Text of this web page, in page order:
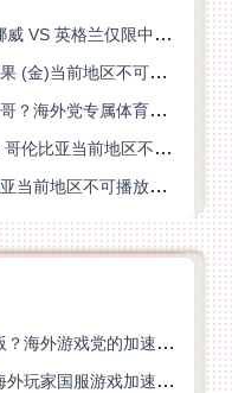
别慌！在国外看世界杯中文直播挪威 VS 英格兰仅限中国大陆？这篇指南帮你搞定
在海外看世界杯直播英格兰 vs 刚果 (金)当前地区不可播放？这篇指南帮你突破所有限制
在国外如何看世界杯巴西 vs 摩洛哥？海外党专属体育观赛指南来了
在国外看世界杯中文直播瑞士 VS 哥伦比亚当前地区不可播放？这篇指南帮你搞定
在国外看世界杯巴拿马 vs 克罗地亚当前地区不可播放？这篇指南帮你轻松解决海外体育直播难题
巴西怎么玩边锋四人斗地主精简版？海外游戏党的加速器终极选择
巴西怎么玩新笑傲江湖不卡顿？海外玩家国服游戏加速终极指南（附猫和老鼠一梦江湖实测）